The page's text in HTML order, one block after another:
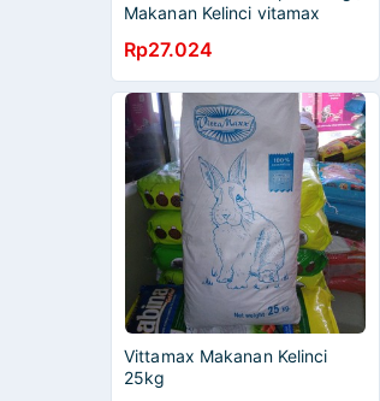
Makanan Kelinci vitamax
Rp27.024
Vittamax Makanan Kelinci
25kg